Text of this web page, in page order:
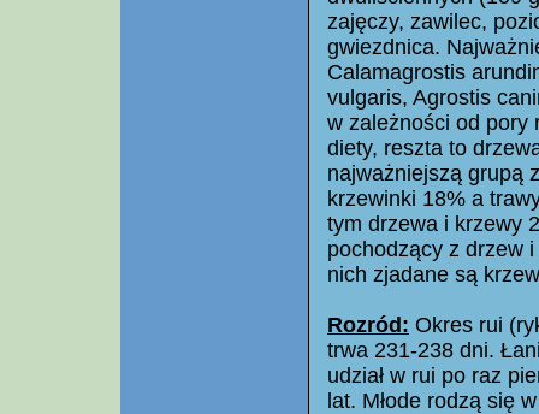
zajęczy, zawilec,
gwiezdnica.
Calamagrostis
vulgaris, Agrostis
w zależności od pory
diety, reszta to
najważniejszą grupą
krzewinki 18% a
tym drzewa i krzewy
pochodzący z drzew
nich zjadane są
Rozród: Okres rui
trwa 231-238 dni.
udział w rui po raz
lat. Młode rodzą się